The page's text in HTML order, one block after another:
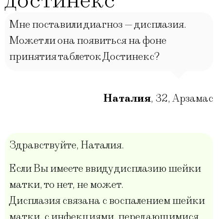
Мне поставили диагноз — дисплазия.
Может ли она появиться на фоне
принятия таблеток Достинекс?
Наталия, 32,Арзамас
Здравствуйте, Наталия.
Если Вы имеете ввиду дисплазию шейки
матки, то нет, не может.
Дисплазия связана с воспалением шейки